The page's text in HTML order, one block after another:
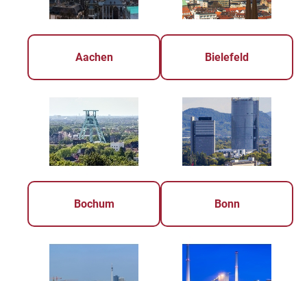
Aachen Bielefeld
Bochum Bonn